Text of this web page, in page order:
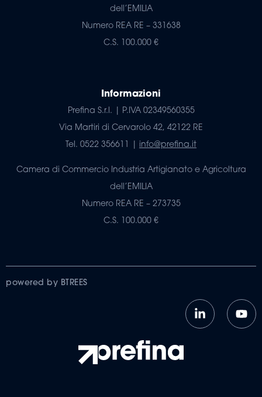
Informazioni
Prefina S.r.l. | P.IVA 02349560355
Via Martiri di Cervarolo 42, 42122 RE
Tel. 0522 356611 | info@prefina.it
Camera di Commercio Industria Artigianato e Agricoltura
dell’EMILIA
Numero REA RE – 273735
C.S. 100.000 €
dell’EMILIA
Numero REA RE – 331638
C.S. 100.000 €
powered by BTREES